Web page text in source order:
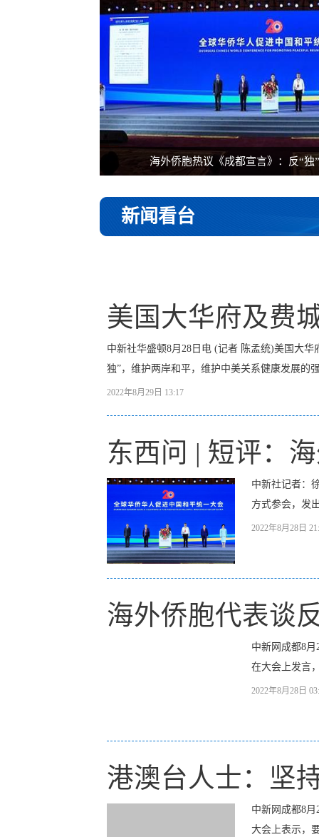
海外侨胞热议《成都宣言》：反“独
新闻看台
美国大华府及费
中新社华盛顿8月28日电 (记者 陈孟统)美国大
独”，维护两岸和平，维护中美关系健康发展的
2022年8月29日 13:17
东西问 | 短评：
中新社记者：
方式参会，发
2022年8月28日
海外侨胞代表谈
中新网成都8
在大会上发言
2022年8月28日
港澳台人士：坚
中新网成都8
大会上表示，